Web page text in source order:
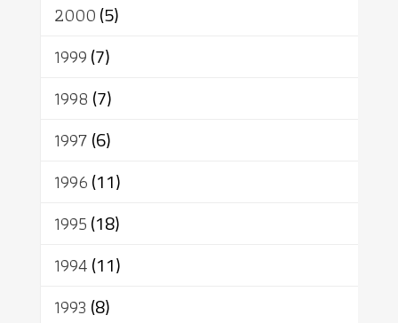
2000(5)
1999(7)
1998 (7)
1997(6)
1996(11)
1995(18)
1994(11)
1993 (8)